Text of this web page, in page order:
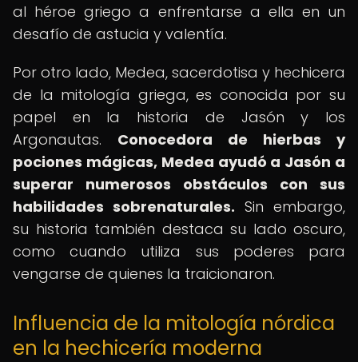
al héroe griego a enfrentarse a ella en un
desafío de astucia y valentía.
Por otro lado, Medea, sacerdotisa y hechicera
de la mitología griega, es conocida por su
papel en la historia de Jasón y los
Argonautas. Conocedora de hierbas y
pociones mágicas, Medea ayudó a Jasón a
superar numerosos obstáculos con sus
habilidades sobrenaturales. Sin embargo,
su historia también destaca su lado oscuro,
como cuando utiliza sus poderes para
vengarse de quienes la traicionaron.
Influencia de la mitología nórdica
en la hechicería moderna